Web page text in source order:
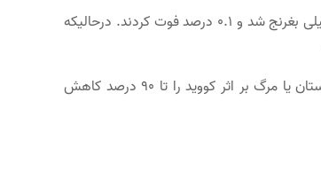
بعلاوه در گروهی که اولین بار بیمار شده بودند ۰.۴ درصد بیماری شان خیلی بغرنج شد و ۰.۱ درصد فوت کردند. درحالیکه
از این‌رو محققان معتقدند عفونت مجدد احتمال بستری شدن در بیمارستان یا مرگ بر اثر کووید را تا ۹۰ درصد کاهش